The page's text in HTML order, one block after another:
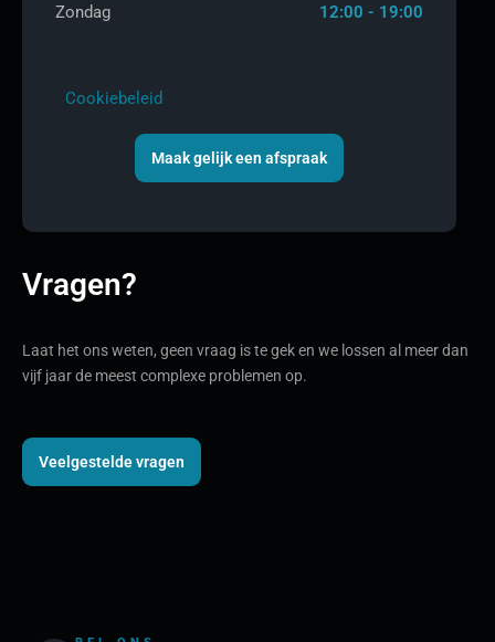
Zondag 12:00 - 19:00
Cookiebeleid
Maak gelijk een afspraak
Vragen?
Laat het ons weten, geen vraag is te gek en we lossen al meer dan
vijf jaar de meest complexe problemen op.
Veelgestelde vragen